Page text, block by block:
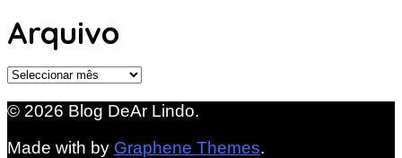
Arquivo
Arquivo
© 2026 Blog DeAr Lindo.
Made with by Graphene Themes.